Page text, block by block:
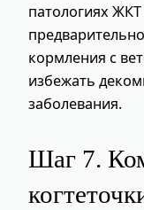
патологиях
кормления с
избежать
заболевания.
Шаг 7.